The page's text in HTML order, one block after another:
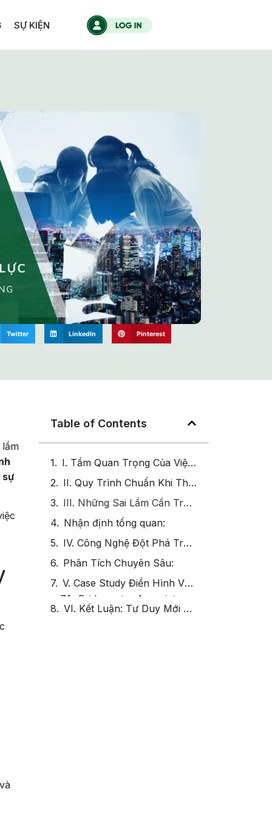
SỰ KIỆN
Twitter LinkedIn Pinterest
sự
Table of Contents
I. Tầm Quan Trọng Của Việc Thu Thập Thông Tin Xây Dựng Khung Năng Lực
II. Quy Trình Chuẩn Khi Thu Thập Thông Tin Xây Dựng Khung Năng Lực
III. Những Sai Lầm Cần Tránh Khi Thu Thập Thông Tin Xây Dựng Khung Năng Lực
Nhận định tổng quan:
IV. Công Nghệ Đột Phá Trong Thu Thập Thông Tin Xây Dựng Khung Năng Lực
Phân Tích Chuyên Sâu:
V. Case Study Điển Hình Về Thu Thập Thông Tin Xây Dựng Khung Năng Lực